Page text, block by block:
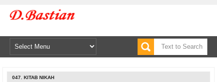
047. KITAB NIKAH